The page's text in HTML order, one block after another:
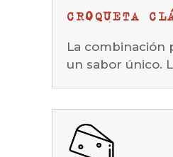
CROQUETA
La combinación
un sabor único.